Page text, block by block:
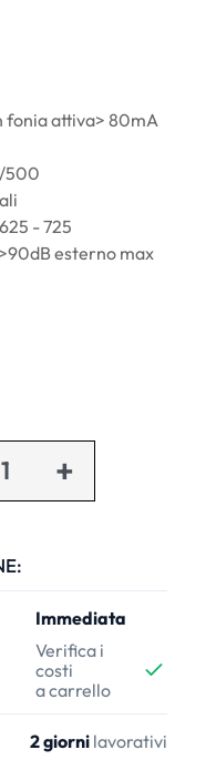
fonia attiva> 80mA
500
- 725
esterno max
Immediata
Verifica i
costi
a carrello
2 giorni lavorativi